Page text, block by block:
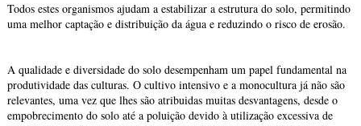
Todos estes organismos ajudam a estabilizar a estrutura do solo, permitindo
uma melhor captação e distribuição da água e reduzindo o risco de erosão.
A qualidade e diversidade do solo desempenham um papel fundamental na
produtividade das culturas. O cultivo intensivo e a monocultura já não são
relevantes, uma vez que lhes são atribuidas muitas desvantagens, desde o
empobrecimento do solo até a poluição devido à utilização excessiva de